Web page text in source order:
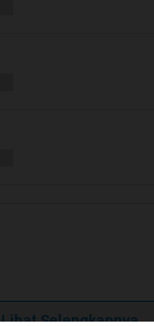
Lihat Selengkapnya